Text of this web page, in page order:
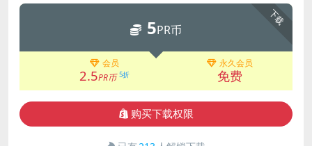
下载
5PR币
会员
2.5PR币 5折
永久会员
免费
购买下载权限